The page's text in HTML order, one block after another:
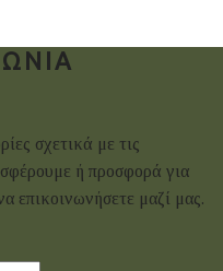
σχετικά με τις
ή προσφορά για
επικοινωνήσετε μαζί μας.